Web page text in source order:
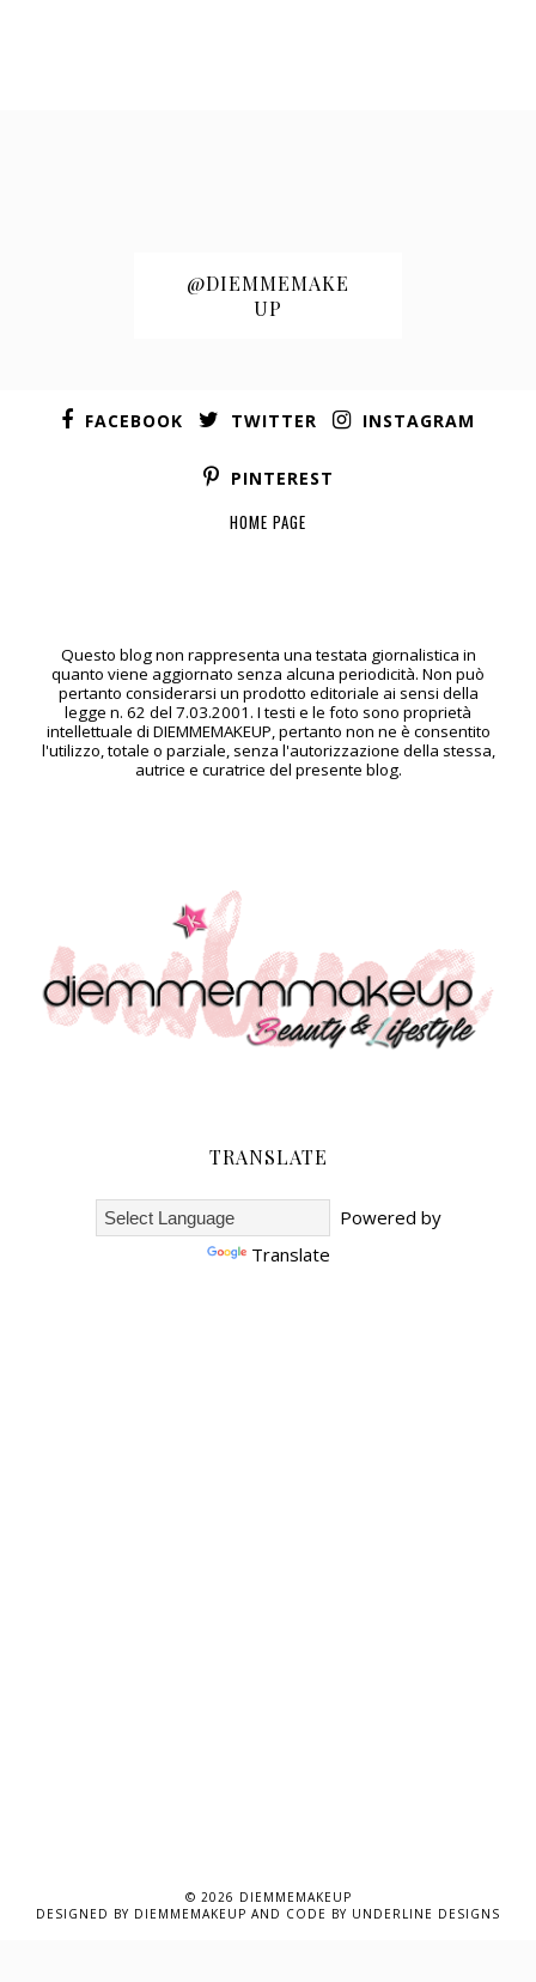
@DIEMMEMAKE
UP
FACEBOOK TWITTER INSTAGRAM
PINTEREST
HOME PAGE
Questo blog non rappresenta una testata giornalistica in
quanto viene aggiornato senza alcuna periodicità. Non può
pertanto considerarsi un prodotto editoriale ai sensi della
legge n. 62 del 7.03.2001. I testi e le foto sono proprietà
intellettuale di DIEMMEMAKEUP, pertanto non ne è consentito
l'utilizzo, totale o parziale, senza l'autorizzazione della stessa,
autrice e curatrice del presente blog.
TRANSLATE
Powered by
Translate
© 2026 DIEMMEMAKEUP
DESIGNED BY DIEMMEMAKEUP AND CODE BY UNDERLINE DESIGNS